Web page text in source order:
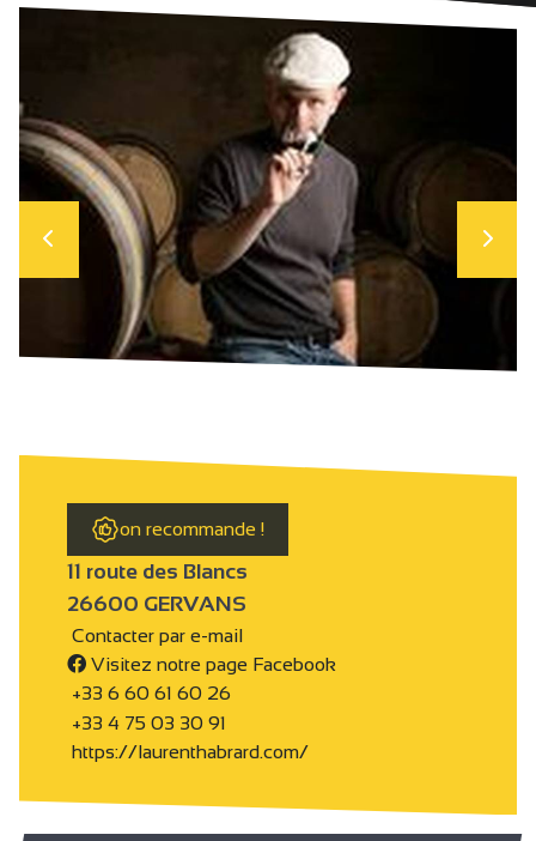
on recommande !
11 route des Blancs
26600 GERVANS
Contacter par e-mail
Visitez notre page Facebook
+33 6 60 61 60 26
+33 4 75 03 30 91
https://laurenthabrard.com/